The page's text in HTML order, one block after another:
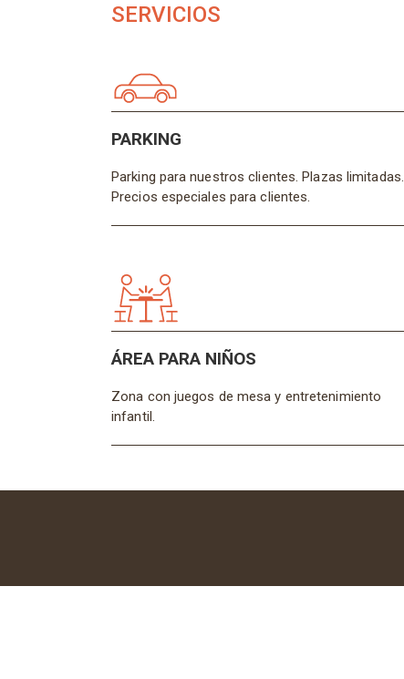
SERVICIOS
PARKING
Parking para nuestros clientes. Plazas limitadas.
Precios especiales para clientes.
ÁREA PARA NIÑOS
Zona con juegos de mesa y entretenimiento
infantil.